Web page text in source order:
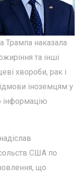
Трампа наказала
та інші
хвороби, рак і
іноземцям у
інформацію
США по
що